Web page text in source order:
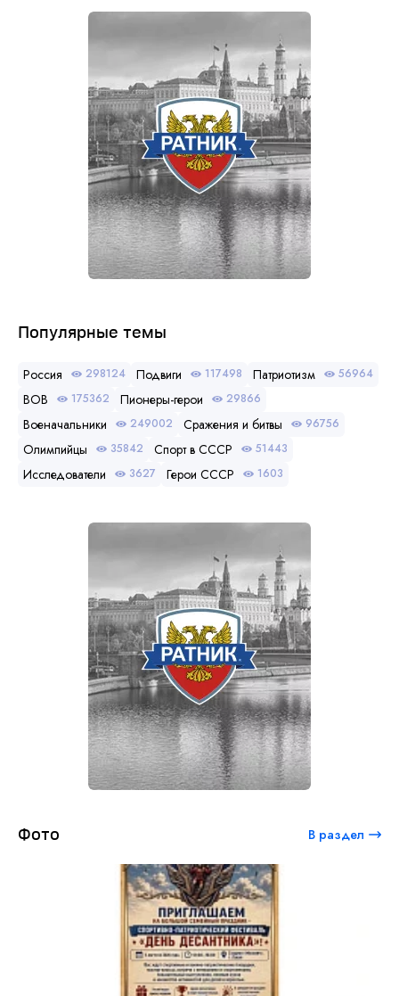
Популярные темы
Россия 298124 Подвиги 117498 Патриотизм 56964
ВОВ 175362 Пионеры-герои 29866
Военачальники 249002 Сражения и битвы 96756
Олимпийцы 35842 Спорт в СССР 51443
Исследователи 3627 Герои СССР 1603
Фото В раздел